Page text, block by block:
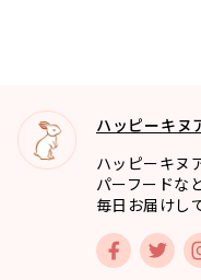
ハッピーキヌ
ハッピーキヌ
パーフードな
毎日お届けし